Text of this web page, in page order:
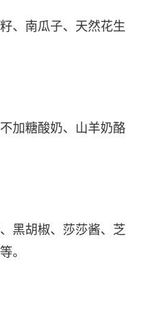
、南瓜子、天然花生
加糖酸奶、山羊奶酪
黑胡椒、莎莎酱、芝
。